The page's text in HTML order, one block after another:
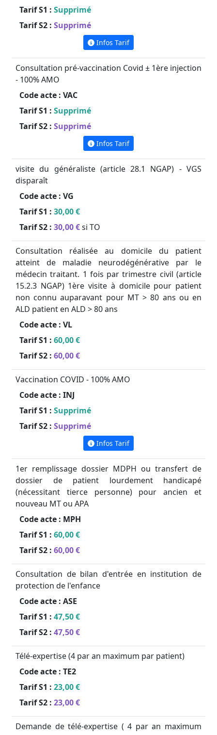
Tarif S1 : Supprimé
Tarif S2 : Supprimé
Infos Tarif
Consultation pré-vaccination Covid ± 1ère injection
- 100% AMO
Code acte : VAC
Tarif S1 : Supprimé
Tarif S2 : Supprimé
Infos Tarif
visite du généraliste (article 28.1 NGAP) - VGS
disparaît
Code acte : VG
Tarif S1 : 30,00 €
Tarif S2 : 30,00 €si TO
Consultation réalisée au domicile du patient
atteint de maladie neurodégénérative par le
médecin traitant. 1 fois par trimestre civil (article
15.2.3 NGAP) 1ère visite à domicile pour patient
non connu auparavant pour MT > 80 ans ou en
ALD patient en ALD > 80 ans
Code acte : VL
Tarif S1 : 60,00 €
Tarif S2 : 60,00 €
Vaccination COVID - 100% AMO
Code acte : INJ
Tarif S1 : Supprimé
Tarif S2 : Supprimé
Infos Tarif
1er remplissage dossier MDPH ou transfert de
dossier de patient lourdement handicapé
(nécessitant tierce personne) pour ancien et
nouveau MT ou APA
Code acte : MPH
Tarif S1 : 60,00 €
Tarif S2 : 60,00 €
Consultation de bilan d'entrée en institution de
protection de l'enfance
Code acte : ASE
Tarif S1 : 47,50 €
Tarif S2 : 47,50 €
Télé-expertise (4 par an maximum par patient)
Code acte : TE2
Tarif S1 : 23,00 €
Tarif S2 : 23,00 €
Demande de télé-expertise ( 4 par an maximum